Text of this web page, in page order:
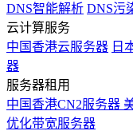
DNS智能解析 DNS污
云计算服务
中国香港云服务器 日
器
服务器租用
中国香港CN2服务器
优化带宽服务器